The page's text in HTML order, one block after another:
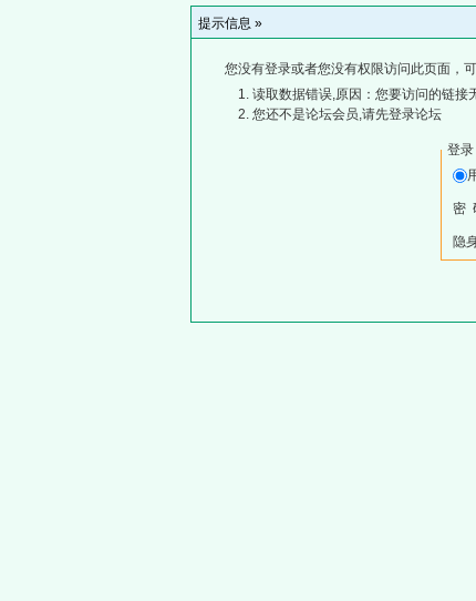
提示信息 »
您没有登录或者您没有权限访问此页面，
读取数据错误,原因：您要访问的链接
您还不是论坛会员,请先登录论坛
登录
密
隐